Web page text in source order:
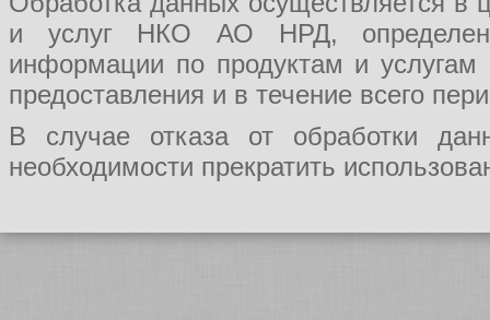
и услуг НКО АО НРД, определения
информации по продуктам и
предоставления и в течение всего
В случае отказа от обработки
необходимости прекратить